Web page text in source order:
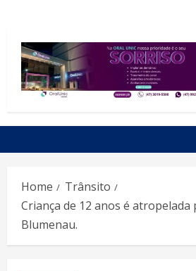
Home
Trânsito
Criança de 12 anos é
Blumenau.